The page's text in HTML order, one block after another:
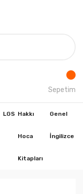
Sepetim
LGS Hakkı
Hoca
Kitapları
Genel
İngilizce